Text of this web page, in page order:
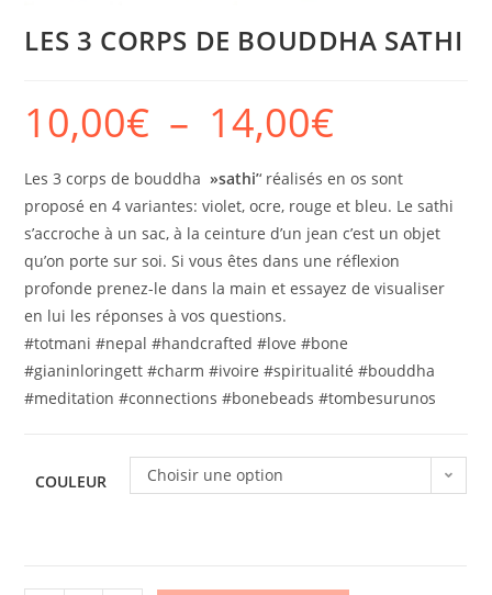
LES 3 CORPS DE BOUDDHA SATHI
10,00€ – 14,00€
Les 3 corps de bouddha »sathi’‘ réalisés en os sont
proposé en 4 variantes: violet, ocre, rouge et bleu. Le sathi
s’accroche à un sac, à la ceinture d’un jean c’est un objet
qu’on porte sur soi. Si vous êtes dans une réflexion
profonde prenez-le dans la main et essayez de visualiser
en lui les réponses à vos questions.
#totmani #nepal #handcrafted #love #bone
#gianinloringett #charm #ivoire #spiritualité #bouddha
#meditation #connections #bonebeads #tombesurunos
COULEUR Choisir une option